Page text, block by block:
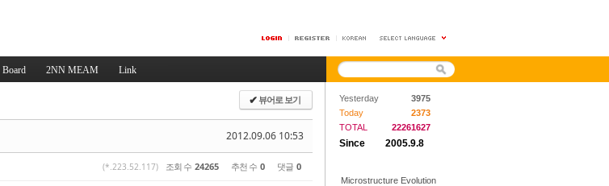
Board 2NN MEAM Link
✔뷰어로 보기
2012.09.06 10:53
(*.223.52.117) 조회 수 24265 추천 수 0 댓글 0
Yesterday
3975
Today
2373
TOTAL
22261627
Since 2005.9.8
Microstructure Evolution